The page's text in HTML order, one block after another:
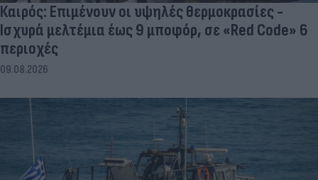
Καιρός: Επιμένουν οι υψηλές θερμοκρασίες -
Ισχυρά μελτέμια έως 9 μποφόρ, σε «Red Code» 6
περιοχές
09.08.2026